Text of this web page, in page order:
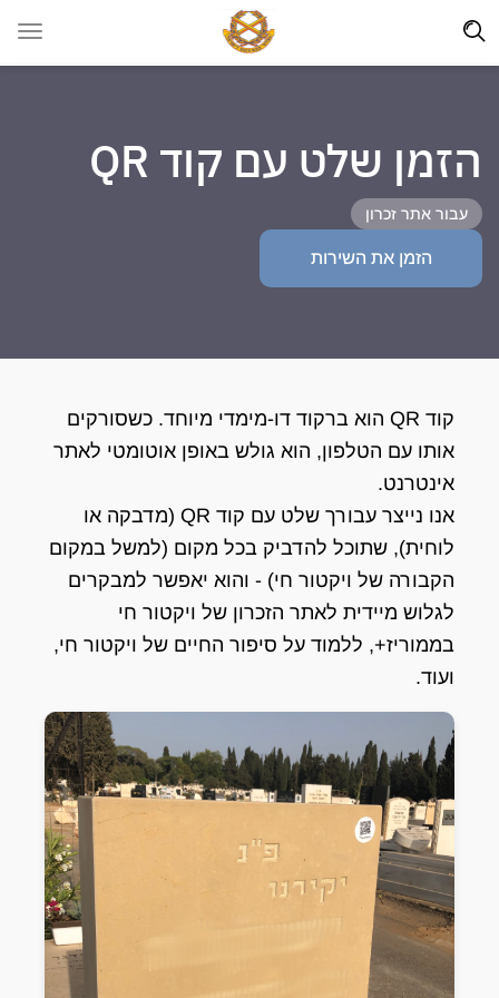
הזמן שלט עם קוד QR
עבור אתר זכרון
הזמן את השירות
קוד QR הוא ברקוד דו-מימדי מיוחד. כשסורקים
אותו עם הטלפון, הוא גולש באופן אוטומטי לאתר
אינטרנט.
אנו נייצר עבורך שלט עם קוד QR (מדבקה או
לוחית), שתוכל להדביק בכל מקום (למשל במקום
הקבורה של ויקטור חי) - והוא יאפשר למבקרים
לגלוש מיידית לאתר הזכרון של ויקטור חי
בממוריז+, ללמוד על סיפור החיים של ויקטור חי,
ועוד.